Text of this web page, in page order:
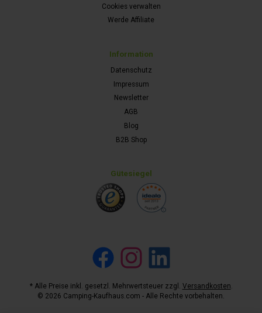
Cookies verwalten
Werde Affiliate
Information
Datenschutz
Impressum
Newsletter
AGB
Blog
B2B Shop
Gütesiegel
Facebook Instagram LinkedIn
* Alle Preise inkl. gesetzl. Mehrwertsteuer zzgl. Versandkosten.
© 2026 Camping-Kaufhaus.com - Alle Rechte vorbehalten.